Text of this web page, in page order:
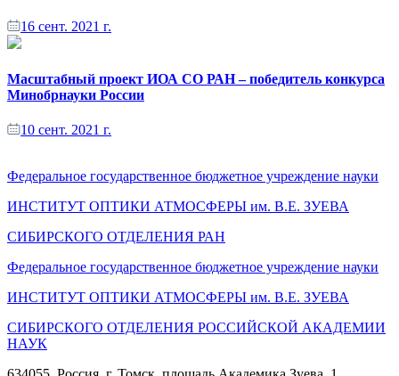
16 сент. 2021 г.
Масштабный проект ИОА СО РАН – победитель конкурса
Минобрнауки России
10 сент. 2021 г.
Федеральное государственное бюджетное учреждение науки
ИНСТИТУТ ОПТИКИ АТМОСФЕРЫ им. В.Е. ЗУЕВА
СИБИРСКОГО ОТДЕЛЕНИЯ РАН
Федеральное государственное бюджетное учреждение науки
ИНСТИТУТ ОПТИКИ АТМОСФЕРЫ им. В.Е. ЗУЕВА
СИБИРСКОГО ОТДЕЛЕНИЯ РОССИЙСКОЙ АКАДЕМИИ
НАУК